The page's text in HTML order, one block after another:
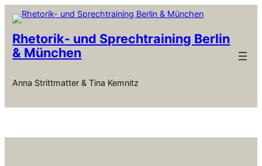
Inhalt
springen
Rhetorik- und Sprechtraining Berlin
& München
Anna Strittmatter & Tina Kemnitz